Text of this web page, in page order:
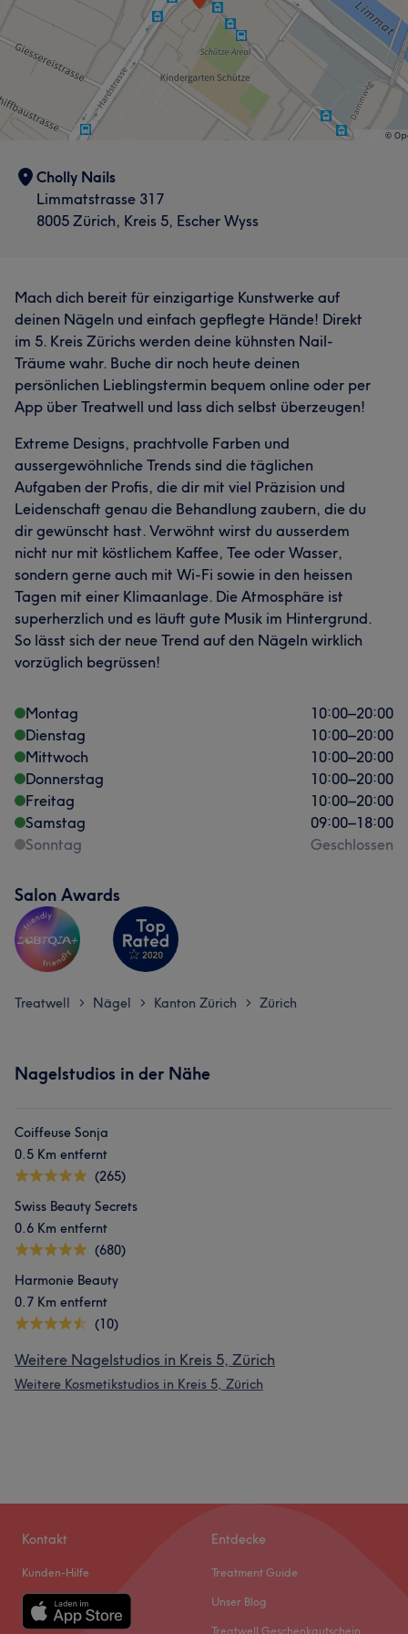
Cholly Nails
Limmatstrasse 317
8005 Zürich, Kreis 5, Escher Wyss
Mach dich bereit für einzigartige Kunstwerke auf
deinen Nägeln und einfach gepflegte Hände! Direkt
im 5. Kreis Zürichs werden deine kühnsten Nail-
Träume wahr. Buche dir noch heute deinen
persönlichen Lieblingstermin bequem online oder per
App über Treatwell und lass dich selbst überzeugen!
Extreme Designs, prachtvolle Farben und
aussergewöhnliche Trends sind die täglichen
Aufgaben der Profis, die dir mit viel Präzision und
Leidenschaft genau die Behandlung zaubern, die du
dir gewünscht hast. Verwöhnt wirst du ausserdem
nicht nur mit köstlichem Kaffee, Tee oder Wasser,
sondern gerne auch mit Wi-Fi sowie in den heissen
Tagen mit einer Klimaanlage. Die Atmosphäre ist
superherzlich und es läuft gute Musik im Hintergrund.
So lässt sich der neue Trend auf den Nägeln wirklich
vorzüglich begrüssen!
Montag 10:00–20:00
Dienstag
10:00–20:00
Mittwoch
10:00–20:00
Donnerstag
10:00–20:00
Freitag
10:00–20:00
Samstag
09:00–18:00
Sonntag
Geschlossen
Salon Awards
Treatwell > Nägel > Kanton Zürich > Zürich
Nagelstudios in der Nähe
Coiffeuse Sonja
0.5 Km entfernt
(265)
Swiss Beauty Secrets
0.6 Km entfernt
(680)
Harmonie Beauty
0.7 Km entfernt
(10)
Weitere Nagelstudios in Kreis 5, Zürich
Weitere Kosmetikstudios in Kreis 5, Zürich
Kontakt
Kunden-Hilfe
Entdecke
Treatment Guide
Unser Blog
Treatwell Geschenkgutschein